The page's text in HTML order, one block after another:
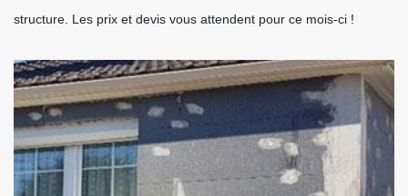
structure. Les prix et devis vous attendent pour ce mois-ci !